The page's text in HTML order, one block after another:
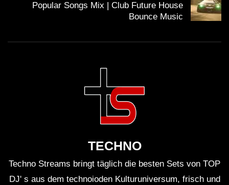
Popular Songs Mix | Club Future House
Bounce Music
TECHNO
Techno Streams bringt täglich die besten Sets von TOP
DJ' s aus dem technoioden Kulturuniversum, frisch und